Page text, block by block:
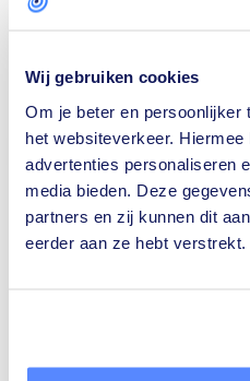
Wij gebruiken cookies
Om je beter en persoonlijker
het websiteverkeer.
advertenties personaliseren
media bieden. Deze
partners en zij kunnen dit
eerder aan ze hebt verstrekt.
Isolatiebedrijven